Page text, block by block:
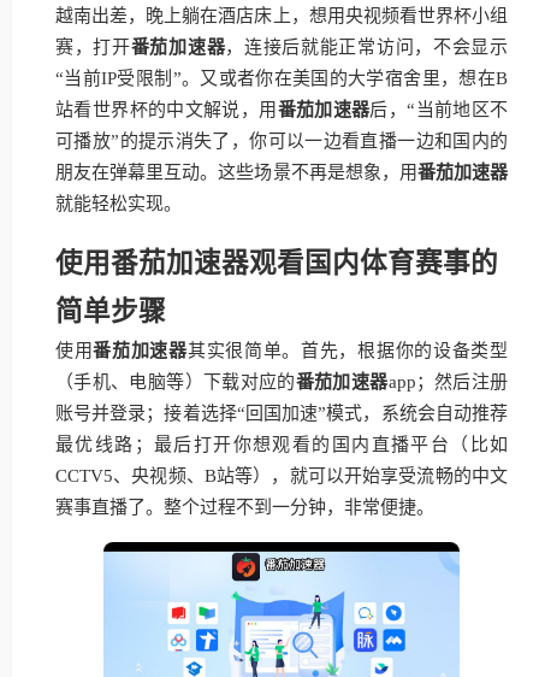
越南出差，晚上躺在酒店床上，想用央视频看世界杯小组
赛，打开番茄加速器，连接后就能正常访问，不会显示
“当前IP受限制”。又或者你在美国的大学宿舍里，想在B
站看世界杯的中文解说，用番茄加速器后，“当前地区不
可播放”的提示消失了，你可以一边看直播一边和国内的
朋友在弹幕里互动。这些场景不再是想象，用番茄加速器
就能轻松实现。
使用番茄加速器观看国内体育赛事的
简单步骤
使用番茄加速器其实很简单。首先，根据你的设备类型
（手机、电脑等）下载对应的番茄加速器app；然后注册
账号并登录；接着选择“回国加速”模式，系统会自动推荐
最优线路；最后打开你想观看的国内直播平台（比如
CCTV5、央视频、B站等），就可以开始享受流畅的中文
赛事直播了。整个过程不到一分钟，非常便捷。